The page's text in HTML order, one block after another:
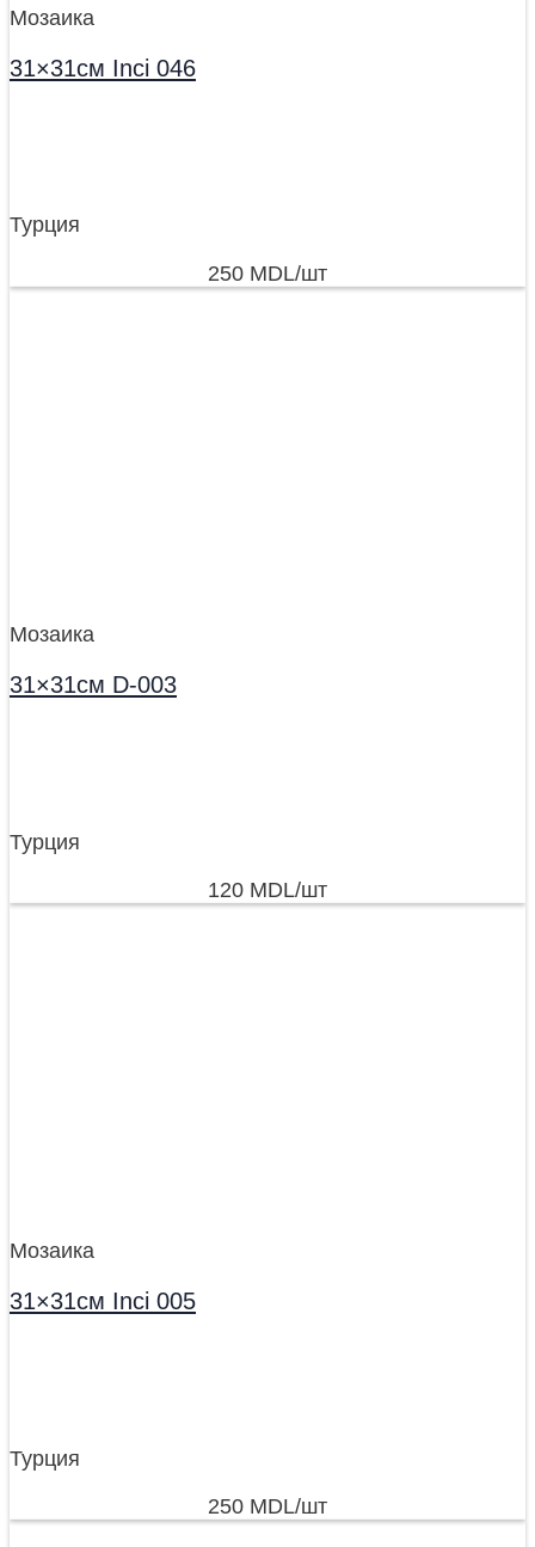
Мозаика
31×31см Inci 046
Турция
250 MDL/шт
Мозаика
31×31см D-003
Турция
120 MDL/шт
Мозаика
31×31см Inci 005
Турция
250 MDL/шт